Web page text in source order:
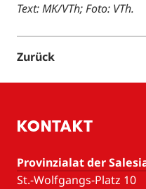
Text: MK/VTh; Foto: VTh.
Zurück
KONTAKT
Provinzialat der
St.-Wolfgangs-Platz 10